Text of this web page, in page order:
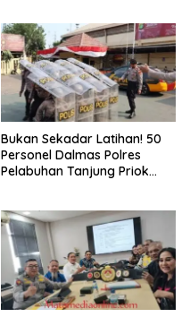
Bukan Sekadar Latihan! 50
Personel Dalmas Polres
Pelabuhan Tanjung Priok